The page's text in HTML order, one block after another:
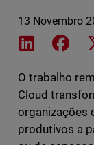
13 Novembro
Share on
O trabalho
Cloud
organizações
produtivos a